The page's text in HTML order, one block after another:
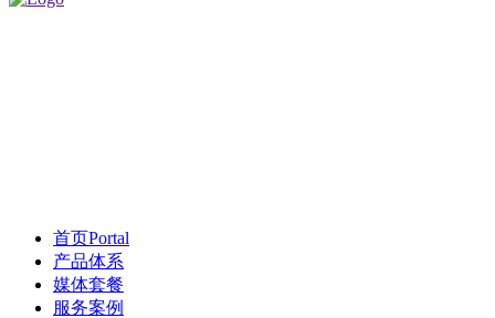
首页Portal
产品体系
媒体套餐
服务案例